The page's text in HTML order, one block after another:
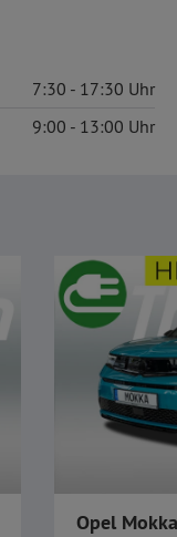
7:30 17:30
9:00 13:00
Opel